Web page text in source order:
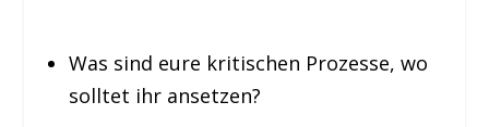
Was sind eure kritischen Prozesse, wo
solltet ihr ansetzen?